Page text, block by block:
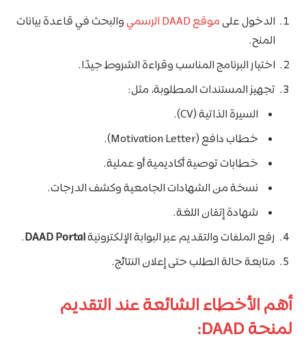
الدخول علىموقع DAAD الرسمي
والبحث في قاعدة بيانات
المنح.
اختيار البرنامج المناسب وقراءة الشروط جيدًا.
تجهيز المستندات المطلوبة، مثل:
السيرة الذاتية (CV).
خطاب دافع (Motivation Letter).
خطابات توصية أكاديمية أو عملية.
نسخة من الشهادات الجامعية وكشف الدرجات.
شهادة إتقان اللغة.
رفع الملفات والتقديم عبر البوابة الإلكترونيةDAAD Portal
.
متابعة حالة الطلب حتى إعلان النتائج.
أهم الأخطاء الشائعة عند التقديم
لمنحة DAAD: